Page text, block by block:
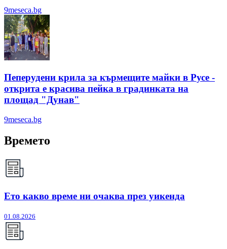
9meseca.bg
Пеперудени крила за кърмещите майки в Русе -
открита е красива пейка в градинката на
площад "Дунав"
9meseca.bg
Времето
Ето какво време ни очаква през уикенда
01.08.2026